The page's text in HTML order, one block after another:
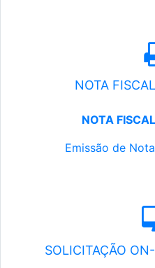
NOTA
NOTA
Emissão de
SOLICITAÇÃO